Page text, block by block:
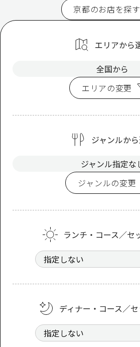
京都のお店を探す
エリアから
全国から
エリアの変更
ジャンルか
ジャンル指定な
ジャンルの変更
ランチ・コース／セ
ディナー・コース／